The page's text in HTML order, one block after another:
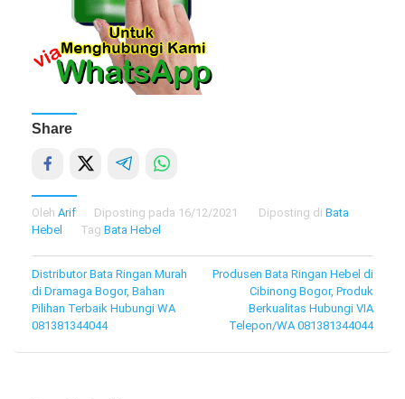
Share
Oleh Arif Diposting pada 16/12/2021 Diposting di Bata
Hebel
Tag Bata Hebel
Navigasi
pos
Distributor Bata Ringan Murah
di Dramaga Bogor, Bahan
Pilihan Terbaik Hubungi WA
081381344044
Produsen Bata Ringan Hebel di
Cibinong Bogor, Produk
Berkualitas Hubungi VIA
Telepon/WA 081381344044